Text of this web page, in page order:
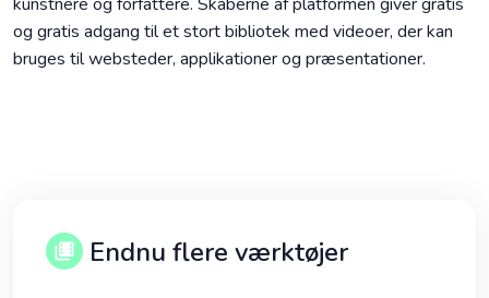
og gratis adgang til et stort bibliotek med videoer, der kan
bruges til websteder, applikationer og præsentationer.
Endnu flere værktøjer